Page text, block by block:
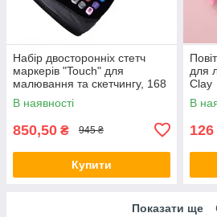
Набір двосторонніх стетч
маркерів "Touch" для
малювання та скетчингу, 168
шт.
В наявності
850,50 ₴ 945 ₴
Купити
для
Clay
В
126
Показати ще